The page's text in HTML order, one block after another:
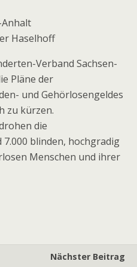
Haselhoff
Verband Sachsen-
Pläne der
und Gehörlosengeldes
zu kürzen.
die
blinden, hochgradig
Menschen und ihrer
Nächster Beitrag